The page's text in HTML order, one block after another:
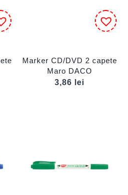
Marker CD/DVD 2 capete
Maro DACO
3,86
lei